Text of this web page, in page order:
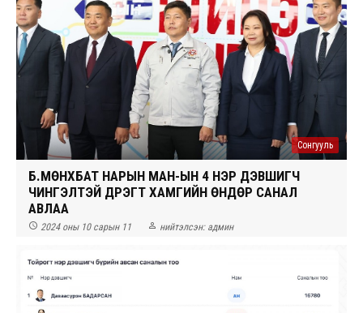
Сонгууль
Б.МӨНХБАТ НАРЫН МАН-ЫН 4 НЭР ДЭВШИГЧ
ЧИНГЭЛТЭЙ ДҮҮРЭГТ ХАМГИЙН ӨНДӨР САНАЛ
АВЛАА
 2024 оны 10 сарын 11  нийтэлсэн: админ